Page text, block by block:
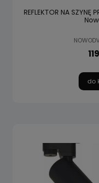
REFLEKTOR NA SZYNĘ
do